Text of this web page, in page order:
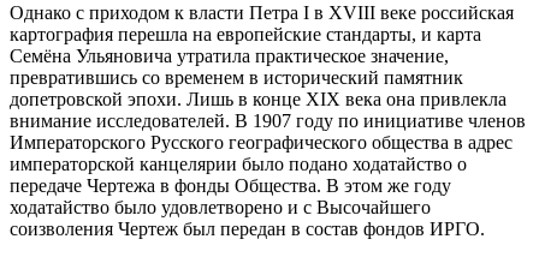
Однако с приходом к власти Петра I в XVIII веке российская
картография перешла на европейские стандарты, и карта
Семёна Ульяновича утратила практическое значение,
превратившись со временем в исторический памятник
допетровской эпохи. Лишь в конце XIX века она привлекла
внимание исследователей. В 1907 году по инициативе членов
Императорского Русского географического общества в адрес
императорской канцелярии было подано ходатайство о
передаче Чертежа в фонды Общества. В этом же году
ходатайство было удовлетворено и с Высочайшего
соизволения Чертеж был передан в состав фондов ИРГО.